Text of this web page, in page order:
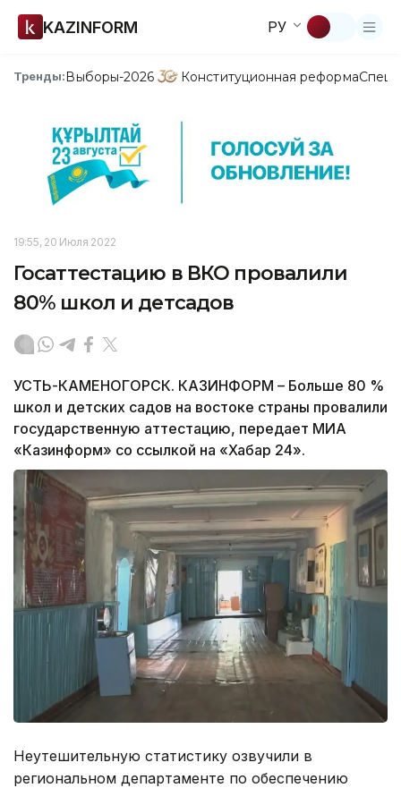
KAZINFORM РУ
Тренды:Выборы-2026 Конституционная реформа
19:55, 20 Июля 2022
Госаттестацию в ВКО провалили
80% школ и детсадов
УСТЬ-КАМЕНОГОРСК. КАЗИНФОРМ – Больше 80 %
школ и детских садов на востоке страны провалили
государственную аттестацию, передает МИА
«Казинформ» со ссылкой на «Хабар 24».
Неутешительную статистику озвучили в
региональном департаменте по обеспечению